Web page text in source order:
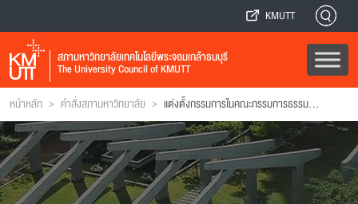
KMUTT
สภามหาวิทยาลัยเทคโนโลยีพระจอมเกล้าธนบุรี
The University Council of KMUTT
หน้าหลัก > คำสั่งสภามหาวิทยาลัย > แต่งตั้งกรรมการในคณะกรรมการธรรมาภิบาลและจริยธรรม